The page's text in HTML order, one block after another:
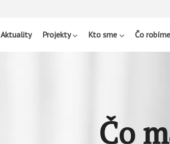
Aktuality Projekty Kto sme Čo robíme
Čo